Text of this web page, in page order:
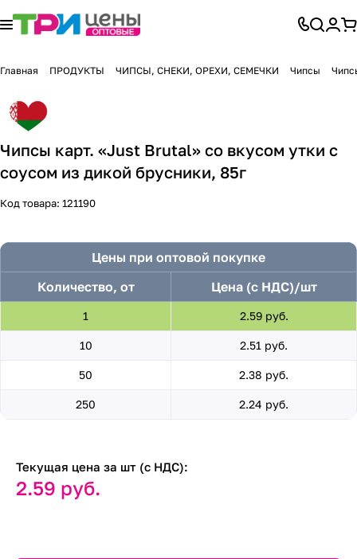
Главная ПРОДУКТЫ ЧИПСЫ, СНЕКИ, ОРЕХИ, СЕМЕЧКИ Чипсы
Чипсы карт. «Just Brutal» со вкусом утки с
соусом из дикой брусники, 85г
Код товара: 121190
Цены при оптовой покупке
Количество, от
Цена (с НДС)/шт
1 2.59 руб.
10 2.51 руб.
50 2.38 руб.
250 2.24 руб.
Текущая цена за шт (с НДС):
2.59 руб.